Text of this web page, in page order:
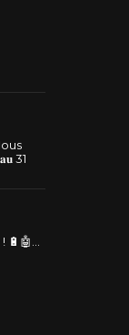
31
🔋🤖...